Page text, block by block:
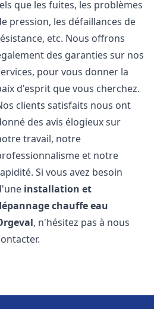
que les fuites, les problèmes
pression, les défaillances de
etc. Nous offrons
des garanties sur nos
pour vous donner la
d'esprit que vous cherchez.
clients satisfaits nous ont
des avis élogieux sur
travail, notre
et notre
Si vous avez besoin
installation et
chauffe eau
, n'hésitez pas à nous